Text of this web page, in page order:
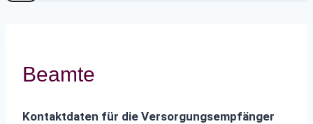
Beamte
Kontaktdaten für die Versorgungsempfänger